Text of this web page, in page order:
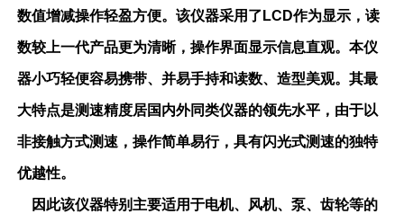
数值增减操作轻盈方便。该仪器采用了LCD作为显示，读
数较上一代产品更为清晰，操作界面显示信息直观。本仪
器小巧轻便容易携带、并易手持和读数、造型美观。其最
大特点是测速精度居国内外同类仪器的领先水平，由于以
非接触方式测速，操作简单易行，具有闪光式测速的独特
优越性。
因此该仪器特别主要适用于电机、风机、泵、齿轮等的